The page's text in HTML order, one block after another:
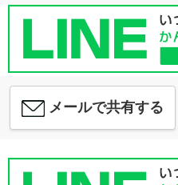
メールで共有する